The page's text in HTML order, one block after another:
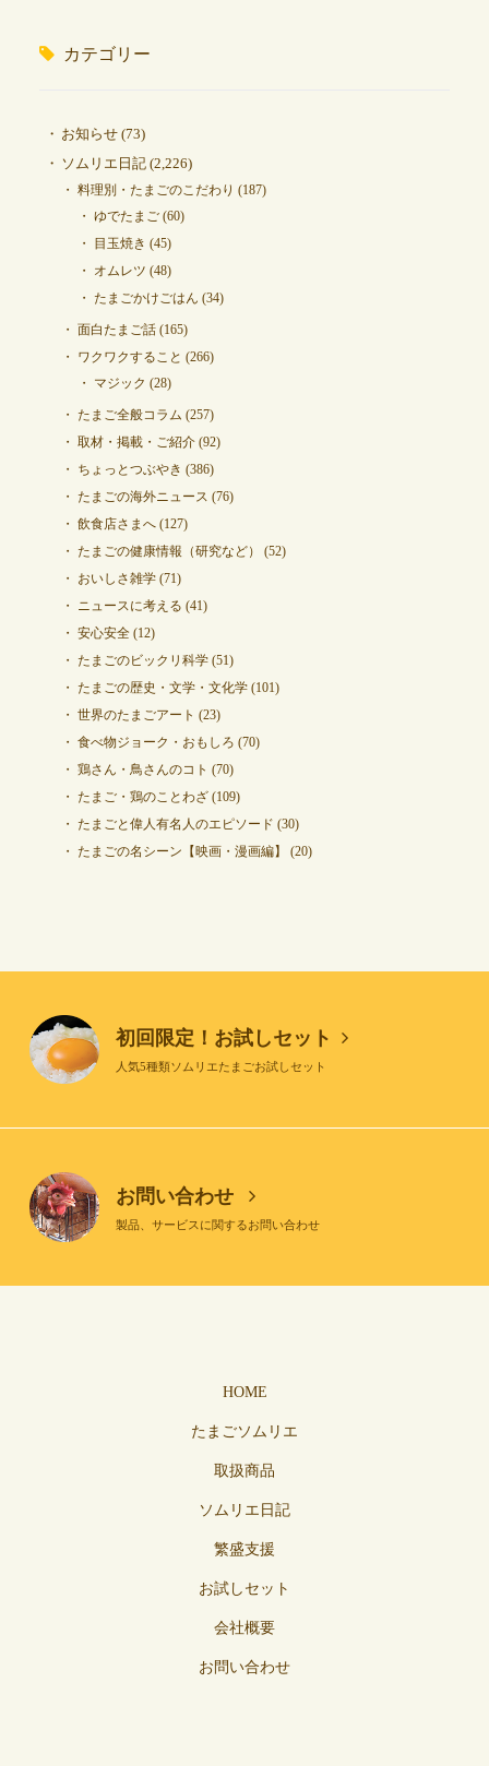
カテゴリー
お知らせ(73)
ソムリエ日記(2,226)
料理別・たまごのこだわり (187)
ゆでたまご(60)
目玉焼き (45)
オムレツ (48)
たまごかけごはん (34)
面白たまご話(165)
ワクワクすること (266)
マジック (28)
たまご全般コラム (257)
取材・掲載・ご紹介(92)
ちょっとつぶやき (386)
たまごの海外ニュース (76)
飲食店さまへ(127)
たまごの健康情報（研究など）
(52)
おいしさ雑学(71)
ニュースに考える (41)
安心安全(12)
たまごのビックリ科学(51)
たまごの歴史・文学・文化学(101)
世界のたまごアート (23)
食べ物ジョーク・おもしろ (70)
鶏さん・鳥さんのコト (70)
たまご・鶏のことわざ(109)
たまごと偉人有名人のエピソード (30)
たまごの名シーン【映画・漫画編】
(20)
初回限定！お試しセット
人気5種類ソムリエたまごお試しセット
お問い合わせ
製品、サービスに関するお問い合わせ
HOME
たまごソムリエ
取扱商品
ソムリエ日記
繁盛支援
お試しセット
会社概要
お問い合わせ